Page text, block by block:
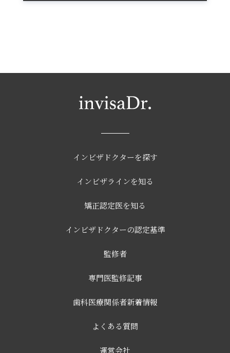
インビザドクターを探す
インビザラインを知る
矯正認定医を知る
インビザドクターの認定基準
監修者
専門医監修記事
歯科医療関係者新着情報
よくある質問
運営会社